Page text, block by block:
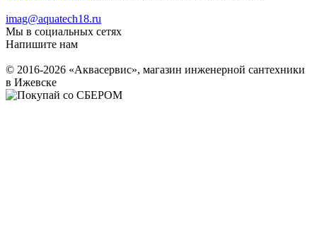
imag@aquatech18.ru
Мы в социальных сетях
Напишите нам
© 2016-2026 «Аквасервис», магазин инженерной сантехники
в Ижевске